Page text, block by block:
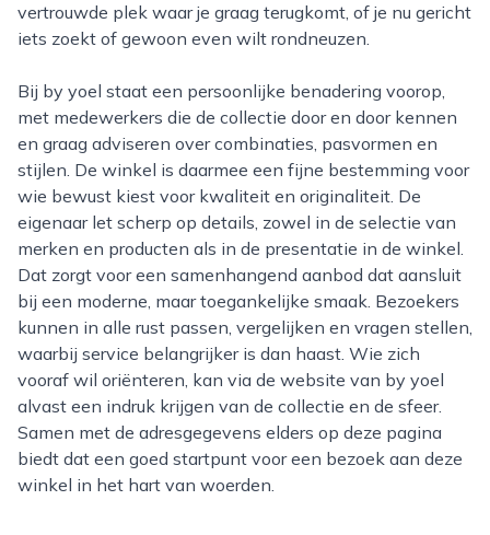
vertrouwde plek waar je graag terugkomt, of je nu gericht
iets zoekt of gewoon even wilt rondneuzen.
Bij by yoel staat een persoonlijke benadering voorop,
met medewerkers die de collectie door en door kennen
en graag adviseren over combinaties, pasvormen en
stijlen. De winkel is daarmee een fijne bestemming voor
wie bewust kiest voor kwaliteit en originaliteit. De
eigenaar let scherp op details, zowel in de selectie van
merken en producten als in de presentatie in de winkel.
Dat zorgt voor een samenhangend aanbod dat aansluit
bij een moderne, maar toegankelijke smaak. Bezoekers
kunnen in alle rust passen, vergelijken en vragen stellen,
waarbij service belangrijker is dan haast. Wie zich
vooraf wil oriënteren, kan via de website van by yoel
alvast een indruk krijgen van de collectie en de sfeer.
Samen met de adresgegevens elders op deze pagina
biedt dat een goed startpunt voor een bezoek aan deze
winkel in het hart van woerden.